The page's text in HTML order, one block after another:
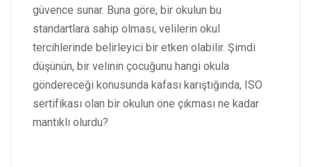
güvence sunar. Buna göre, bir okulun bu
standartlara sahip olması, velilerin okul
tercihlerinde belirleyici bir etken olabilir. Şimdi
düşünün, bir velinin çocuğunu hangi okula
göndereceği konusunda kafası karıştığında, ISO
sertifikası olan bir okulun öne çıkması ne kadar
mantıklı olurdu?